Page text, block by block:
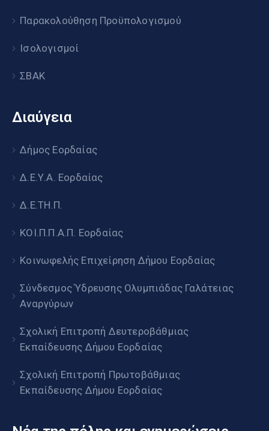
Παρακολούθηση Προϋπολογισμού
Ισολογισμοί
ΣΒΑΚ
Διαύγεια
Δήμος Εορδαίας
Δ.Ε.Υ.Α. Εορδαίας
Δ.Ε.ΤΗ.Π.
ΚΟΙ.Π.Π.Α.Π. Εορδαίας
Κοινωφελής Επιχείρηση Δήμου Εορδαίας
Σύνδεσμος Ύδρευσης Ολυμπιάδας Γαλάτειας
Αναργύρων
Σχολική Επιτροπή Δευτεροβάθμιας
Εκπαίδευσης Δήμου Εορδαίας
Σχολική Επιτροπή Πρωτοβάθμιας
Εκπαίδευσης Δήμου Εορδαίας